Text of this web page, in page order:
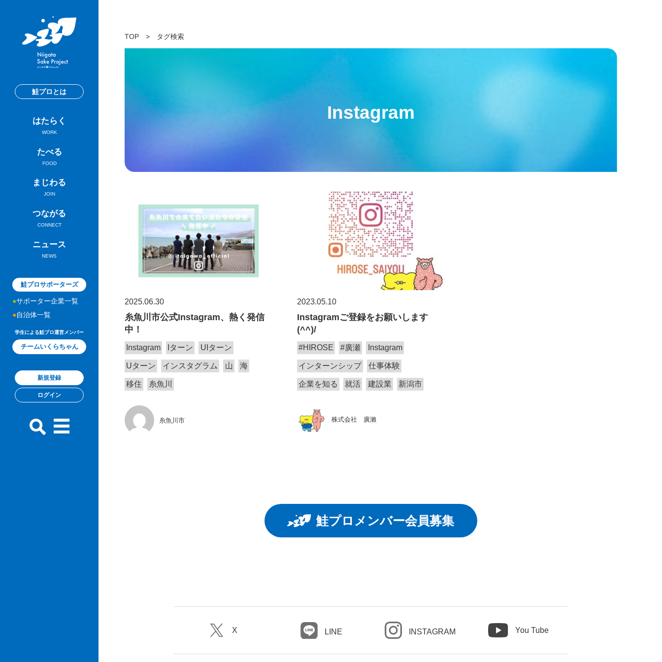
鮭プロとは
はたらく
WORK
たべる
FOOD
まじわる
JOIN
つながる
CONNECT
ニュース
NEWS
鮭プロサポーターズ
サポーター企業一覧
自治体一覧
学生による鮭プロ運営メンバー
チームいくらちゃん
新規登録
ログイン
TOP> タグ検索
Instagram
2025.06.30
糸魚川市公式Instagram、熱く発信
中！
Instagram Iターン UIターン
Uターン インスタグラム 山 海
移住 糸魚川
糸魚川市
2023.05.10
Instagramご登録をお願いします
(^^)/
#HIROSE #廣瀬 Instagram
インターンシップ 仕事体験
企業を知る 就活 建設業 新潟市
株式会社 廣瀨
鮭プロメンバー会員募集
X LINE INSTAGRAM You Tube